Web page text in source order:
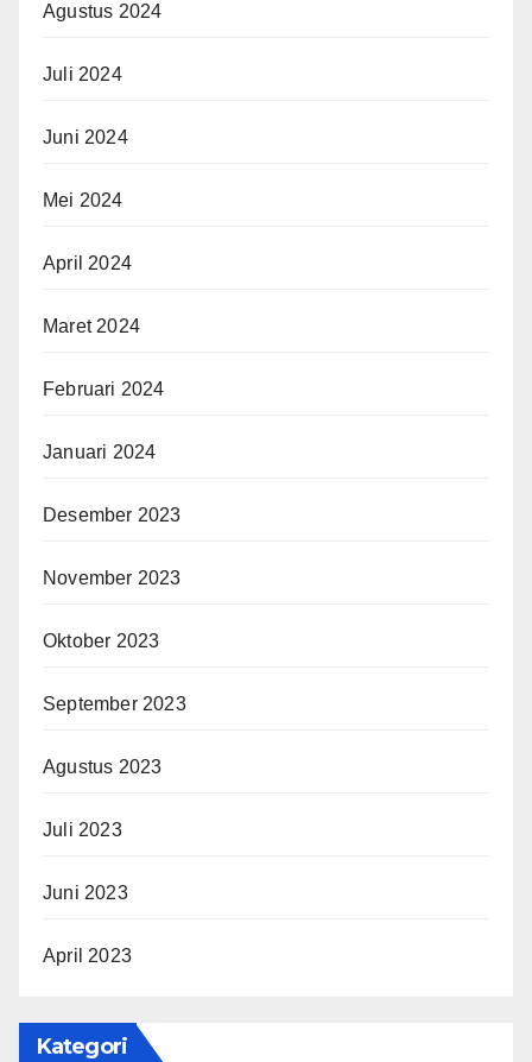
Agustus 2024
Juli 2024
Juni 2024
Mei 2024
April 2024
Maret 2024
Februari 2024
Januari 2024
Desember 2023
November 2023
Oktober 2023
September 2023
Agustus 2023
Juli 2023
Juni 2023
April 2023
Kategori